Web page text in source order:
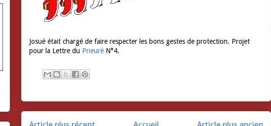
Josué était chargé de faire respecter les bons gestes de protection. Projet
pour la Lettre du Prieuré N°4.